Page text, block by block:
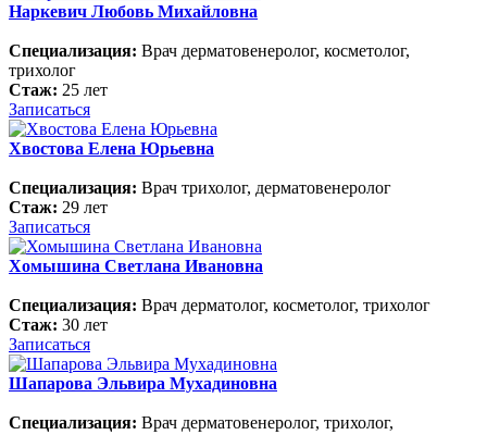
Наркевич Любовь Михайловна
Специализация: Врач дерматовенеролог, косметолог,
трихолог
Стаж: 25 лет
Записаться
Хвостова Елена Юрьевна
Специализация: Врач трихолог, дерматовенеролог
Стаж: 29 лет
Записаться
Хомышина Светлана Ивановна
Специализация: Врач дерматолог, косметолог, трихолог
Стаж: 30 лет
Записаться
Шапарова Эльвира Мухадиновна
Специализация: Врач дерматовенеролог, трихолог,